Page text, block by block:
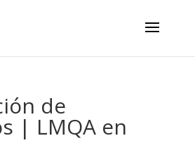
de
| LMQA en